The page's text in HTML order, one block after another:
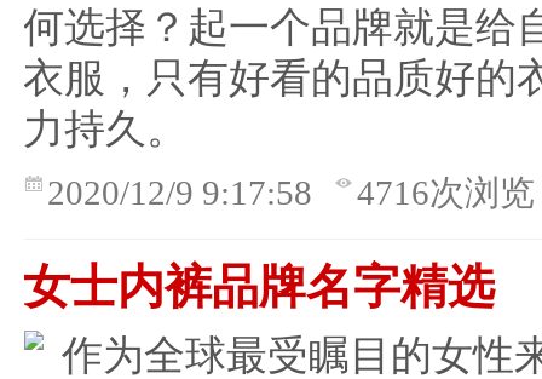
何选择？起一个品牌就是给
衣服，只有好看的品质好的
力持久。
2020/12/9 9:17:58 4716次浏览
女士内裤品牌名字精选
作为全球最受瞩目的女性